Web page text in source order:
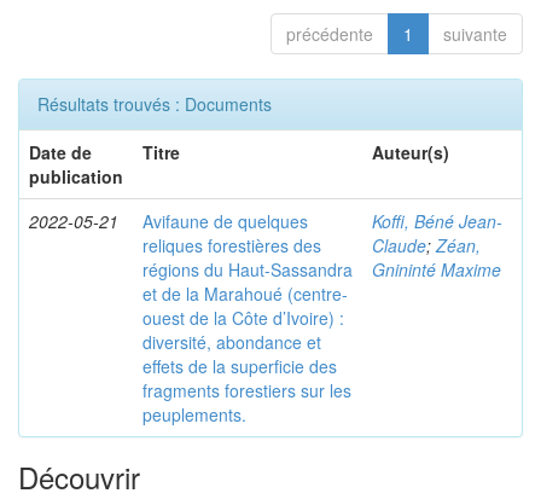
précédente 1 suivante
Résultats trouvés : Documents
Date de
publication
Titre Auteur(s)
2022-05-21
Avifaune de quelques
reliques forestières des
régions du Haut-Sassandra
et de la Marahoué (centre-
ouest de la Côte d’Ivoire) :
diversité, abondance et
effets de la superficie des
fragments forestiers sur les
peuplements.
Koffi, Béné Jean-
Claude; Zéan,
Gnininté Maxime
Découvrir